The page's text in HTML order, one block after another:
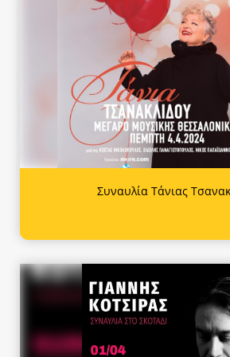
Συναυλία Τάνιας